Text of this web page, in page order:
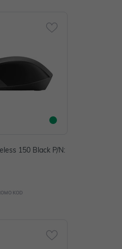
150 Black P/N:
KOD